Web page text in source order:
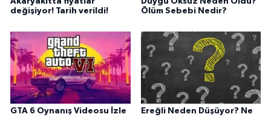
değişiyor! Tarih verildi!
Ölüm Sebebi Nedir?
GTA 6 Oynanış Videosu İzle
Ereğli Neden Düşüyor? Ne